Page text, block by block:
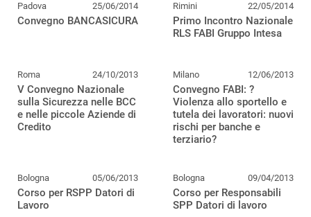
Padova 25/06/2014
Convegno BANCASICURA
Rimini 22/05/2014
Primo Incontro Nazionale
RLS FABI Gruppo Intesa
Roma 24/10/2013
V Convegno Nazionale
sulla Sicurezza nelle BCC
e nelle piccole Aziende di
Credito
Milano 12/06/2013
Convegno FABI: ?
Violenza allo sportello e
tutela dei lavoratori: nuovi
rischi per banche e
terziario?
Bologna 05/06/2013
Corso per RSPP Datori di
Lavoro
Bologna 09/04/2013
Corso per Responsabili
SPP Datori di lavoro